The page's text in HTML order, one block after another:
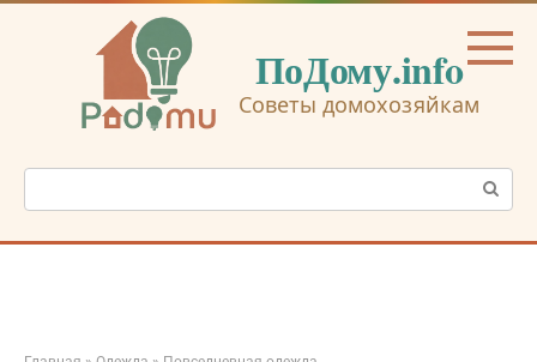
Перейти
ПоДому.info
Советы домохозяйкам
Поиск: